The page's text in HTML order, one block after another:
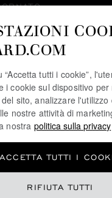
NEWSLETTER
“Accetta tutti i cookie”,
i cookie sul dispositivo
sito, analizzare l'utilizzo
nostre attività di
nostra politica sulla privacy
RIFIUTA TUTTI
ACCETTA TUTTI I